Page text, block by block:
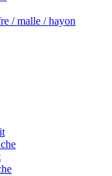
/ malle / hayon